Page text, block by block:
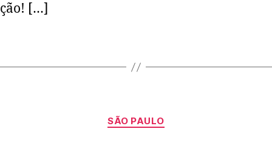
[…]
SÃO PAULO